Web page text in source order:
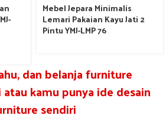
Mebel Jepara Minimalis
Lemari Pakaian Kayu Jati 2
Pintu YMJ-LMP 76
dan belanja furniture
kamu punya ide desain
sendiri